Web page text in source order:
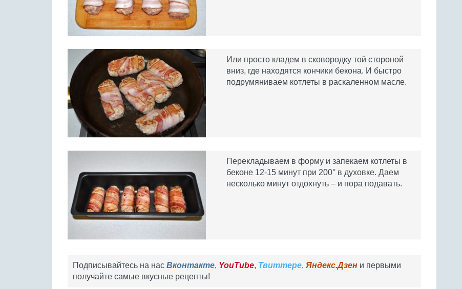
Или просто кладем в сковородку той стороной
вниз, где находятся кончики бекона. И быстро
подрумяниваем котлеты в раскаленном масле.
Перекладываем в форму и запекаем котлеты в
беконе 12-15 минут при 200° в духовке. Даем
несколько минут отдохнуть – и пора подавать.
Подписывайтесь на нас Вконтакте, YouTube, Твиттере, Яндекс.Дзен и первыми
получайте самые вкусные рецепты!